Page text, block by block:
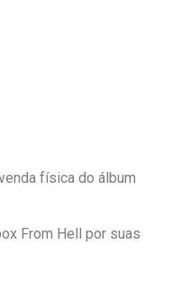
física do álbum
From Hell por suas